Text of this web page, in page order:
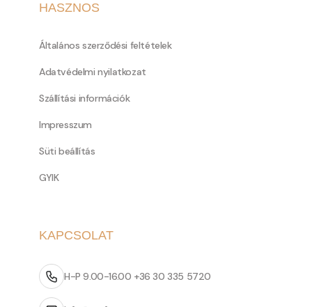
HASZNOS
Általános szerződési feltételek
Adatvédelmi nyilatkozat
Szállítási információk
Impresszum
Süti beállítás
GYIK
KAPCSOLAT
H-P 9.00-16.00 +36 30 335 5720